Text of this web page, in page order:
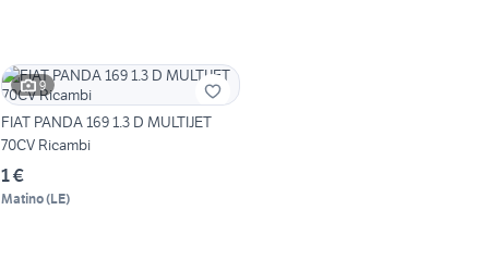
9
FIAT PANDA 169 1.3 D MULTIJET
70CV Ricambi
1 €
Matino(LE)